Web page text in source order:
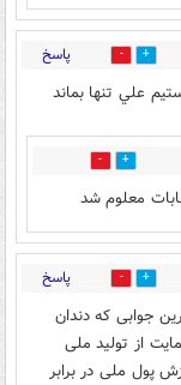
216 پاسخ
علي تنها بماند
28
معلوم شد
160 پاسخ
جوابی که دندان
15 درصدی و حمایت از تولید ملی
پول ملی در برابر